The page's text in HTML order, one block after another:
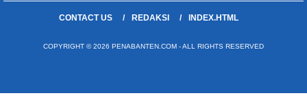
CONTACT US REDAKSI INDEX.HTML
COPYRIGHT © 2026 PENABANTEN.COM - ALL RIGHTS RESERVED